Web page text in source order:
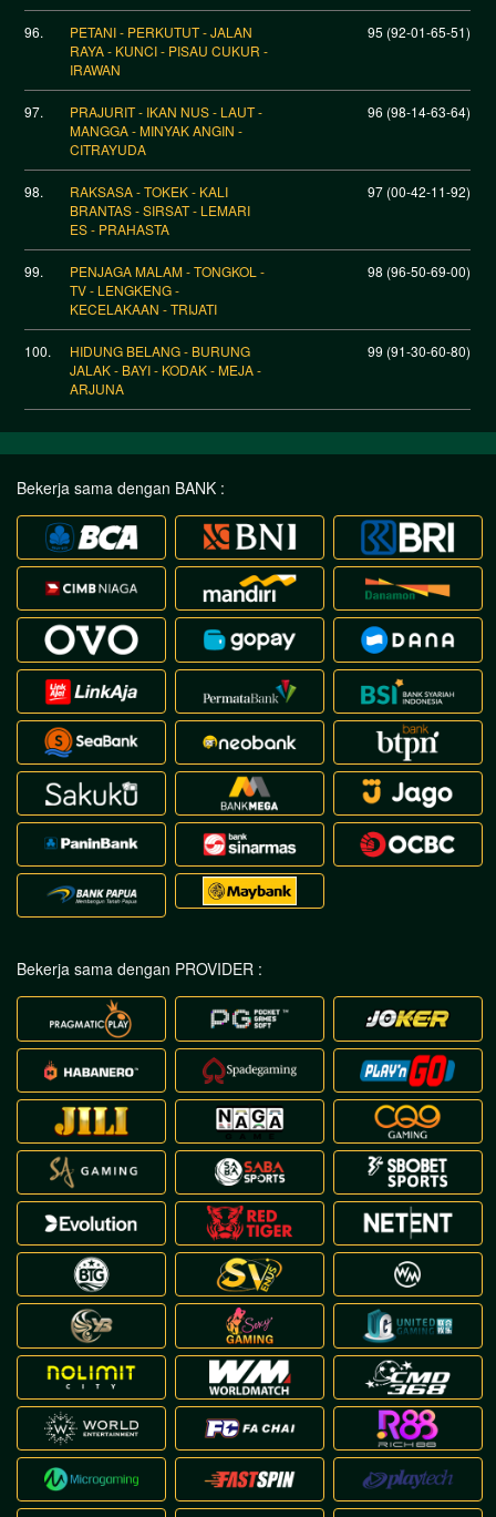
96.
PETANI - PERKUTUT - JALAN
RAYA - KUNCI - PISAU CUKUR -
IRAWAN
95 (92-01-65-51)
97.
PRAJURIT - IKAN NUS - LAUT -
MANGGA - MINYAK ANGIN -
CITRAYUDA
96 (98-14-63-64)
98.
RAKSASA - TOKEK - KALI
BRANTAS - SIRSAT - LEMARI
ES - PRAHASTA
97 (00-42-11-92)
99.
PENJAGA MALAM - TONGKOL -
TV - LENGKENG -
KECELAKAAN - TRIJATI
98 (96-50-69-00)
100.
HIDUNG BELANG - BURUNG
JALAK - BAYI - KODAK - MEJA -
ARJUNA
99 (91-30-60-80)
Bekerja sama dengan BANK :
Bekerja sama dengan PROVIDER :